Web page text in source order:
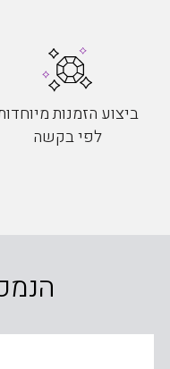
ביצוע הזמנות
לפי בקשה